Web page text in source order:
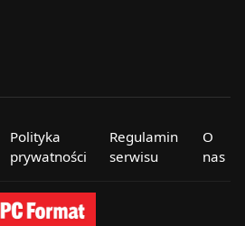
Polityka
prywatności
Regulamin
serwisu
O
nas